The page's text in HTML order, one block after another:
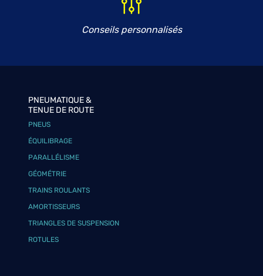
Conseils personnalisés
PNEUMATIQUE &
TENUE DE ROUTE
PNEUS
ÉQUILIBRAGE
PARALLÉLISME
GÉOMÉTRIE
TRAINS ROULANTS
AMORTISSEURS
TRIANGLES DE SUSPENSION
ROTULES